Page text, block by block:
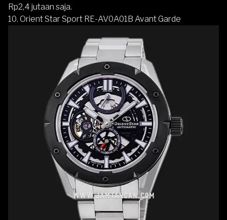
Rp2,4 jutaan saja.
10. Orient Star Sport RE-AV0A01B Avant Garde